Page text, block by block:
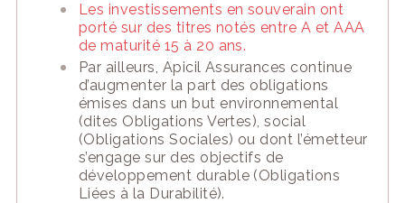
Les investissements en souverain ont
porté sur des titres notés entre A et AAA
de maturité 15 à 20 ans.
Par ailleurs, Apicil Assurances continue
d’augmenter la part des obligations
émises dans un but environnemental
(dites Obligations Vertes), social
(Obligations Sociales) ou dont l’émetteur
s’engage sur des objectifs de
développement durable (Obligations
Liées à la Durabilité).